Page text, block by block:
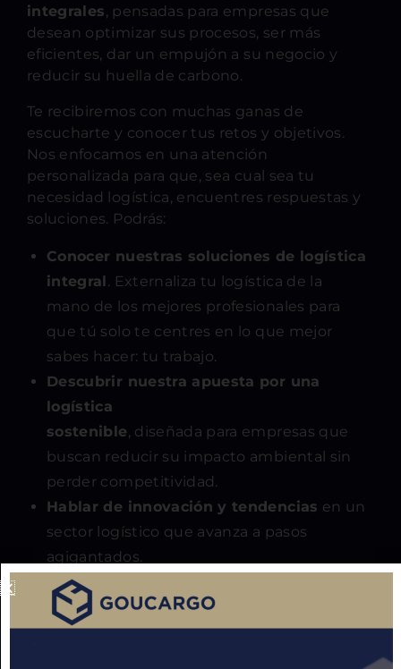
integrales, pensadas para empresas que
desean optimizar sus procesos, ser más
eficientes, dar un empujón a su negocio y
reducir su huella de carbono.
Te recibiremos con muchas ganas de
escucharte y conocer tus retos y objetivos.
Nos enfocamos en una atención
personalizada para que, sea cual sea tu
necesidad logística, encuentres respuestas y
soluciones. Podrás:
Conocer nuestras soluciones de logística
integral. Externaliza tu logística de la
mano de los mejores profesionales para
que tú solo te centres en lo que mejor
sabes hacer: tu trabajo.
Descubrir nuestra apuesta por una
logística
sostenible, diseñada para empresas que
buscan reducir su impacto ambiental sin
perder competitividad.
Hablar de innovación y tendencias en un
sector logístico que avanza a pasos
agigantados.
¡Te esperamos en Logistics &
2024!